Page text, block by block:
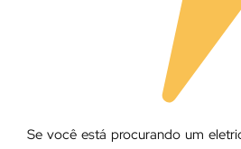
Se você está procurando um